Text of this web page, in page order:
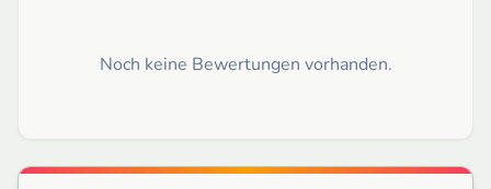
Noch keine Bewertungen vorhanden.